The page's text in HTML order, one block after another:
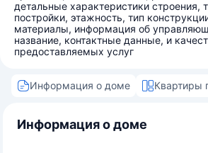
детальные характеристики строения,
постройки, этажность, тип
материалы, информация об
название, контактные данные, и
предоставляемых услуг
Информация о доме Квартиры
Информация о доме